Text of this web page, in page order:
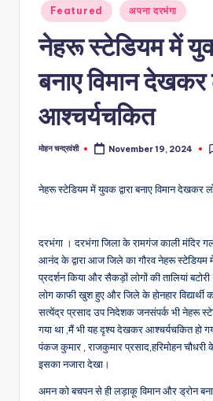
Posted
in
Featured अपना दरभंगा
नेहरू स्टेडियम में
बनाए विमान देखकर
आश्चर्यचकित
Posted
मोहन चन्द्रवंशी November 19, 2024
नेहरू स्टेडियम में युवक द्वारा बनाए विमान देखकर
दरभंगा । दरभंगा जिला के रामगंज काली मंदिर
आनंद के द्वारा आज जिले का गौरव नेहरू स्टेडियम में
प्रदर्शन किया और सैकड़ों लोगों की तालियां
लोग काफी खुश हुए और जिले के होनहार
सत्येंद्र प्रसाद उप निदेशक जनसंपर्क भी नेहरू
गया था ,मैं भी यह दृश्य देखकर आश्चर्यचकित हो
पंकज कुमार , राजकुमार प्रसाद,हरिमोहन
इसका नजारा देखा।
अमन को बचपन से ही लड़ाकू विमान और ड्रोन